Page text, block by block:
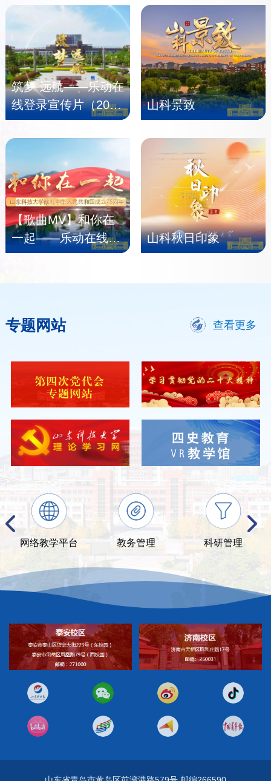
周年
筑梦 远航——乐动在
线登录宣传片（2025
版）
山科景致
【歌曲MV】和你在
一起——乐动在线登
录献礼中华人民共和
山科秋日印象
专题网站 查看更多
网络教学平台 教务管理 科研管理